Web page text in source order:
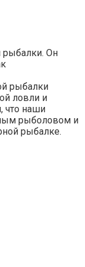
рыбалки. Он
рыбалки
ловли и
что наши
рыболовом и
рыбалке.